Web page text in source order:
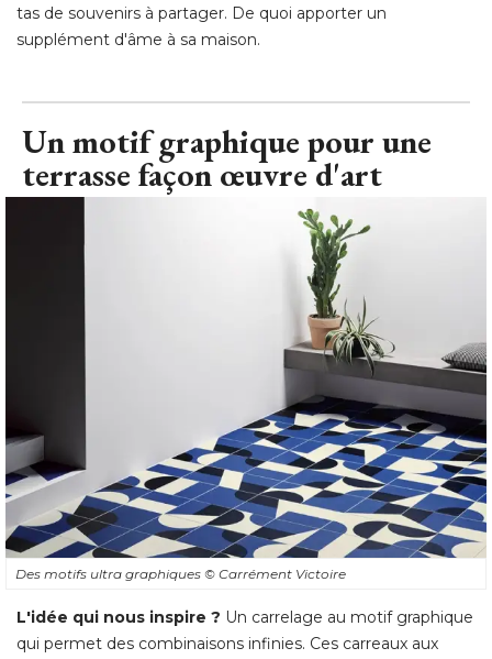
tas de souvenirs à partager. De quoi apporter un
supplément d'âme à sa maison.
Un motif graphique pour une
terrasse façon œuvre d'art
Des motifs ultra graphiques © Carrément Victoire
L'idée qui nous inspire ? Un carrelage au motif graphique
qui permet des combinaisons infinies. Ces carreaux aux